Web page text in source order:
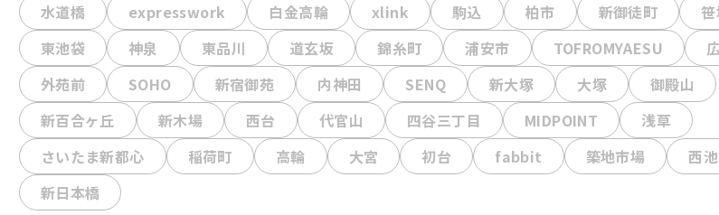
水道橋
expresswork 白金高輪 xlink 駒込 柏市 新御徒町
東池袋
神泉 東品川 道玄坂 錦糸町 浦安市 TOFROMYAESU
外苑前
SOHO 新宿御苑 内神田 SENQ 新大塚 大塚
御殿山
新百合ヶ丘
新木場 西台 代官山 四谷三丁目 MIDPOINT
浅草
さいたま新都心
稲荷町 高輪 大宮 初台 fabbit 築地市場
西
新日本橋